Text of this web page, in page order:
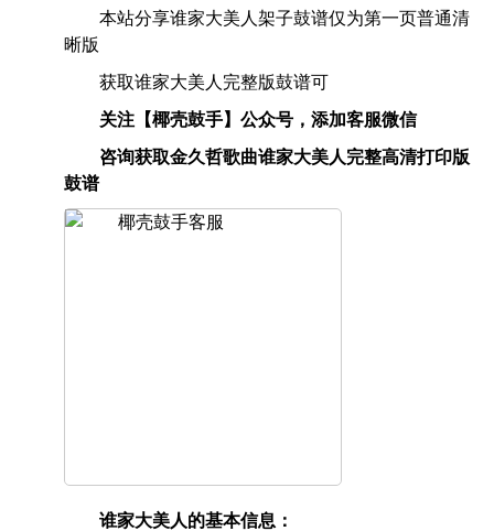
本站分享谁家大美人架子鼓谱仅为第一页普通清
晰版
获取谁家大美人完整版鼓谱可
关注【椰壳鼓手】公众号，添加客服微信
咨询获取金久哲歌曲谁家大美人完整高清打印版
鼓谱
谁家大美人的基本信息：